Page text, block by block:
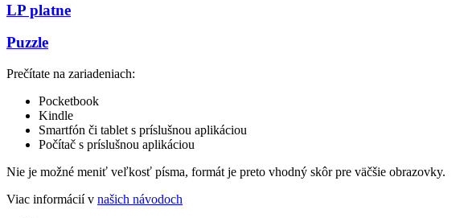
LP platne
Puzzle
Prečítate na zariadeniach:
Pocketbook
Kindle
Smartfón či tablet s príslušnou aplikáciou
Počítač s príslušnou aplikáciou
Nie je možné meniť veľkosť písma, formát je preto vhodný skôr pre väčšie obrazovky.
Viac informácií v našich návodoch